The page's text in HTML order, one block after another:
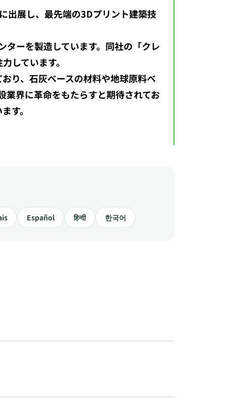
出展し、最先端の3Dプリント建築技
ーを製造しています。同社の「クレ
しています。
り、石灰ベースの材料や地球原料ベ
業界に革命をもたらすと期待されてお
す。
Español हिन्दी 한국어